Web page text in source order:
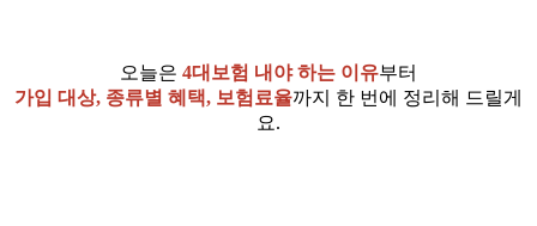
오늘은 4대보험 내야 하는 이유부터
가입 대상, 종류별 혜택, 보험료율까지 한 번에 정리해 드릴게
요.